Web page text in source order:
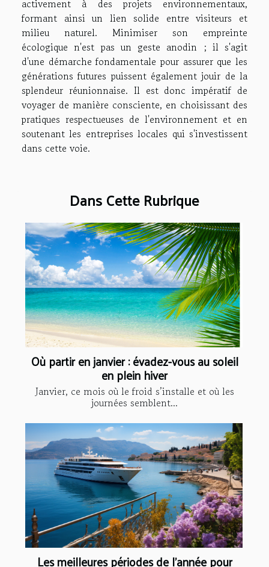
activement à des projets environnementaux,
formant ainsi un lien solide entre visiteurs et
milieu naturel. Minimiser son empreinte
écologique n'est pas un geste anodin ; il s'agit
d'une démarche fondamentale pour assurer que les
générations futures puissent également jouir de la
splendeur réunionnaise. Il est donc impératif de
voyager de manière consciente, en choisissant des
pratiques respectueuses de l'environnement et en
soutenant les entreprises locales qui s'investissent
dans cette voie.
Dans Cette Rubrique
Où partir en janvier : évadez-vous au soleil
en plein hiver
Janvier, ce mois où le froid s’installe et où les
journées semblent...
Les meilleures périodes de l'année pour